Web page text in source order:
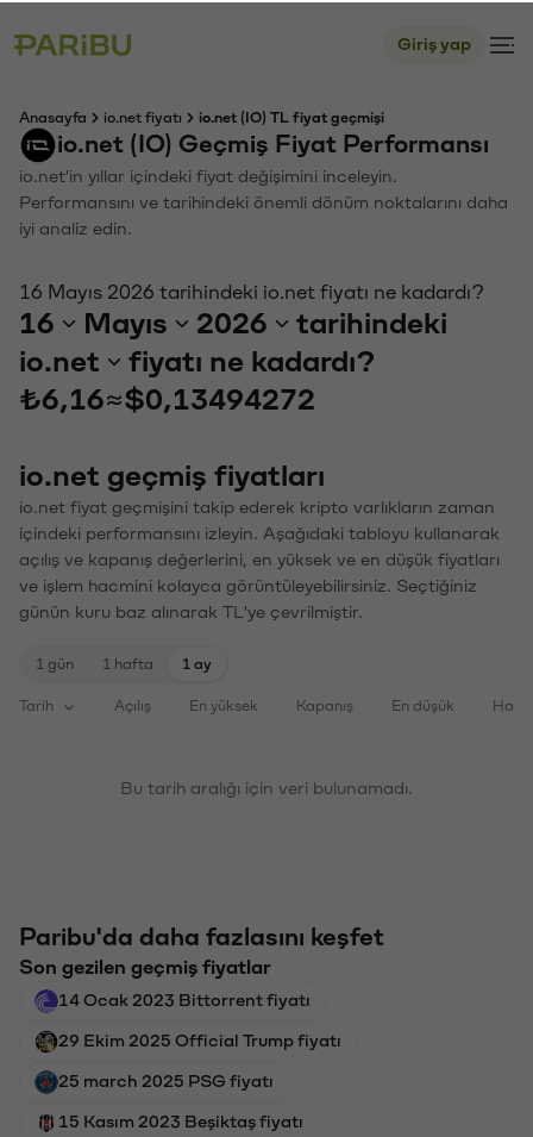
Giriş yap
Anasayfa io.net fiyatı io.net (IO) TL fiyat geçmişi
io.net (IO) Geçmiş Fiyat Performansı
io.net'in yıllar içindeki fiyat değişimini inceleyin.
Performansını ve tarihindeki önemli dönüm noktalarını daha
iyi analiz edin.
16 Mayıs 2026 tarihindeki io.net fiyatı ne kadardı?
16 Mayıs 2026
tarihindeki
io.net
fiyatı ne kadardı?
₺6,16≈$0,13494272
io.net geçmiş fiyatları
io.net fiyat geçmişini takip ederek kripto varlıkların zaman
içindeki performansını izleyin. Aşağıdaki tabloyu kullanarak
açılış ve kapanış değerlerini, en yüksek ve en düşük fiyatları
ve işlem hacmini kolayca görüntüleyebilirsiniz. Seçtiğiniz
günün kuru baz alınarak TL'ye çevrilmiştir.
1 gün 1 hafta 1 ay
Tarih Açılış En yüksek Kapanış En düşük
Bu tarih aralığı için veri bulunamadı.
Paribu'da daha fazlasını keşfet
Son gezilen geçmiş fiyatlar
14 Ocak 2023 Bittorrent fiyatı
29 Ekim 2025 Official Trump fiyatı
25 march 2025 PSG fiyatı
15 Kasım 2023 Beşiktaş fiyatı